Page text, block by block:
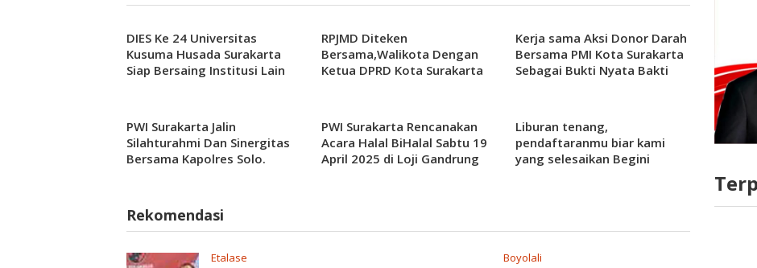
DIES Ke 24 Universitas
Kusuma Husada Surakarta
Siap Bersaing Institusi Lain
RPJMD Diteken
Bersama,Walikota Dengan
Ketua DPRD Kota Surakarta
Kerja sama Aksi Donor Darah
Bersama PMI Kota Surakarta
Sebagai Bukti Nyata Bakti
PWI Surakarta Jalin
Silahturahmi Dan Sinergitas
Bersama Kapolres Solo.
PWI Surakarta Rencanakan
Acara Halal BiHalal Sabtu 19
April 2025 di Loji Gandrung
Liburan tenang,
pendaftaranmu biar kami
yang selesaikan Begini
Rekomendasi
Etalase Boyolali